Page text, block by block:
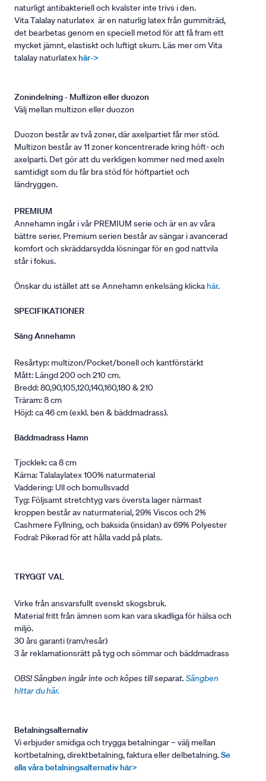
naturligt antibakteriell och kvalster inte trivs i den.
Vita Talalay naturlatex är en naturlig latex från gummiträd,
det bearbetas genom en speciell metod för att få fram ett
mycket jämnt, elastiskt och luftigt skum. Läs mer om Vita
talalay naturlatexhär->
Zonindelning - Multizon eller duozon
Välj mellan multizon eller duozon
Duozon består av två zoner, där axelpartiet får mer stöd.
Multizon består av 11 zoner koncentrerade kring höft- och
axelparti. Det gör att du verkligen kommer ned med axeln
samtidigt som du får bra stöd för höftpartiet och
ländryggen.
PREMIUM
Annehamn ingår i vår PREMIUM serie och är en av våra
bättre serier. Premium serien består av sängar i avancerad
komfort och skräddarsydda lösningar för en god nattvila
står i fokus.
Önskar du istället att se Annehamn enkelsäng klicka här.
SPECIFIKATIONER
Säng Annehamn
Resårtyp: multizon/Pocket/bonell och kantförstärkt
Mått: Längd 200 och 210 cm.
Bredd: 80,90,105,120,140,160,180 & 210
Träram: 8 cm
Höjd: ca 46 cm (exkl. ben & bäddmadrass).
Bäddmadrass Hamn
Tjocklek: ca 8 cm
Kärna: Talalaylatex 100% naturmaterial
Vaddering: Ull och bomullsvadd
Tyg: Följsamt stretchtyg vars översta lager närmast
kroppen består av naturmaterial, 29% Viscos och 2%
Cashmere Fyllning, och baksida (insidan) av 69% Polyester
Fodral: Pikerad för att hålla vadd på plats.
TRYGGT VAL
Virke från ansvarsfullt svenskt skogsbruk.
Material fritt från ämnen som kan vara skadliga för hälsa och
miljö.
30 års garanti (ram/resår)
3 år reklamationsrätt på tyg och sömmar och bäddmadrass
OBS! Sängben ingår inte och köpes till separat. Sängben
hittar du här.
Betalningsalternativ
Vi erbjuder smidiga och trygga betalningar – välj mellan
kortbetalning, direktbetalning, faktura eller delbetalning.Se
alla våra betalningsalternativ här>